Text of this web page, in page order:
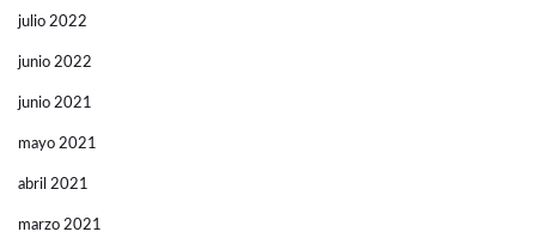
julio 2022
junio 2022
junio 2021
mayo 2021
abril 2021
marzo 2021